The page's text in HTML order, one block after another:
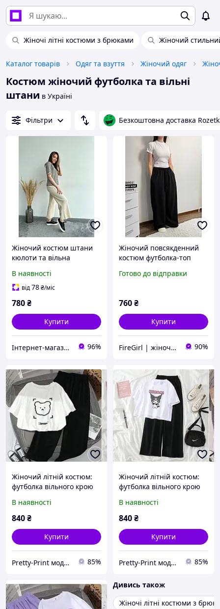
Жіночі літні костюми з брюками Жіночий
Каталог товарів Одяг та взуття Жіночий одяг
Костюм жіночий футболка та вільні
штани в Україні
Фільтри Безкоштовна доставка
Жіночий костюм штани
кюлоти та вільна
46) 91103096
В наявності
від78₴/міс
780₴
Купити
Інтернет-магазин одягу та іграшок Modina 96%
Жіночий повсякденний
костюм футболка-топ
крою на гумці чорний
Готово до відправки
760₴
Купити
FireGirl | жіночий одяг 90%
Жіночий літній костюм:
футболка вільного крою
В наявності
840₴
Купити
Pretty-Print модний одяг з принтами за низькими цінами 85%
Жіночий літній костюм:
футболка вільного крою
В наявності
840₴
Купити
Pretty-Print модний одяг з принтами за низькими цінами 85%
Дивись також
Жіночі літні костюми з